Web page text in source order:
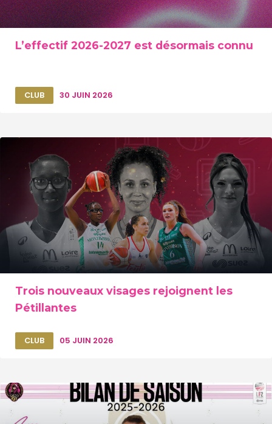
L’effectif 2026-2027 est désormais connu
CLUB 30 JUIN 2026
Trois nouveaux visages rejoignent les
Pétillantes
CLUB 05 JUIN 2026